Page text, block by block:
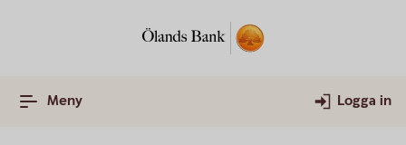
Meny Logga in